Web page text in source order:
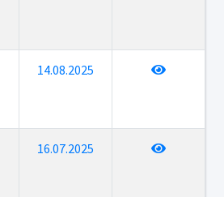
14.08.2025
16.07.2025